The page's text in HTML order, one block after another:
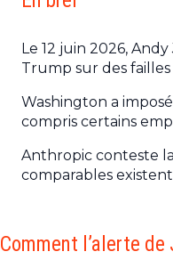
Le 12 juin 2026,
Trump sur des
Washington a
compris certains
Anthropic conteste
comparables
Comment l’alerte